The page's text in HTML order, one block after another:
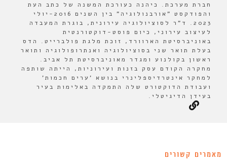
חברת מערכת. כיהנה כעורכת המשנה של כתב העת
והפודקסט "אורבנולוגיה" בין השנים 2016-יולי
2023. ד"ר לסוציולוגיה עירונית, בוגרת המעבדה
לעיצוב עירוני, כיום פוסט-דוקטורנטית
באוניברסיטת הארוורד, זוכת מלגת פולברייט. הדס
בעלת תואר שני בסוציולוגיה ואנתרופולוגיה ותואר
ראשון בקולנוע ומגדר מאוניברסיטת תל אביב.
מחקרה הקודם עסק בזנות ועירוניות, הייתה שותפה
למחקר אינטרדיספלינרי בנושא 'ערים חכמות'
ועבודת הדוקטורט שלה התמקדה באלימות בעיר
בעידן הדיגיטלי.
מאמרים קשורים